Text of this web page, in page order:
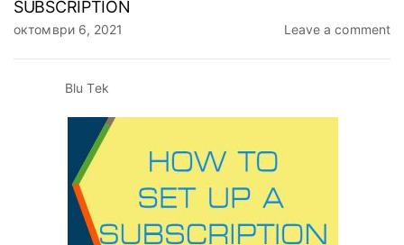
SUBSCRIPTION
октомври 6, 2021 Leave a comment
Blu Tek